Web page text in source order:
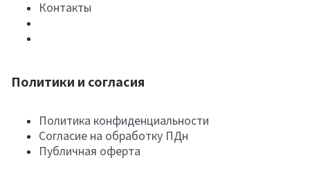
Контакты
Политики и согласия
Политика конфиденциальности
Согласие на обработку ПДн
Публичная оферта